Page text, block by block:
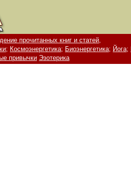
прочитанных книг и статей,
Космоэнергетика; Биоэнергетика; Йога;
привычки Эзотерика